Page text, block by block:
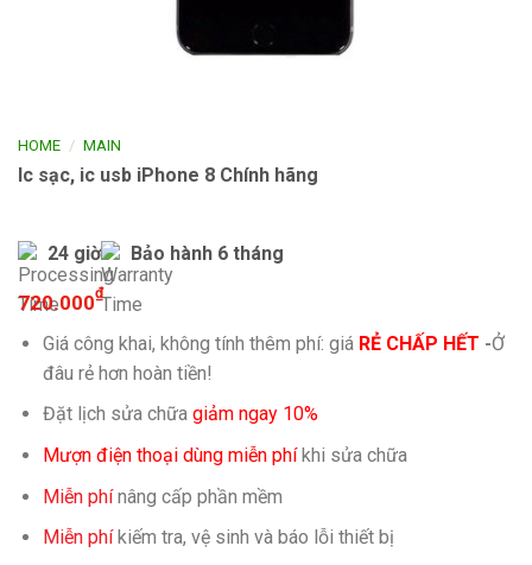
HOME / MAIN
Ic sạc, ic usb iPhone 8 Chính hãng
24 giờ Bảo hành 6 tháng
720.000₫
Giá công khai, không tính thêm phí: giá RẺ CHẤP HẾT -Ở
đâu rẻ hơn hoàn tiền!
Đặt lịch sửa chữa giảm ngay 10%
Mượn điện thoại dùng miễn phíkhi sửa chữa
Miễn phínâng cấp phần mềm
Miễn phíkiếm tra, vệ sinh và báo lỗi thiết bị